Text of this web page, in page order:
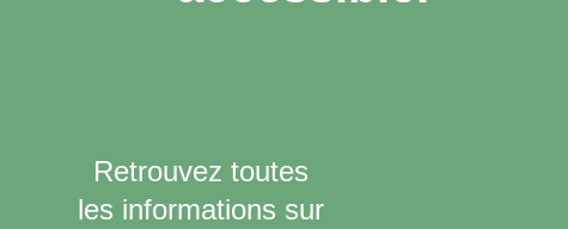
Retrouvez toutes
les informations sur